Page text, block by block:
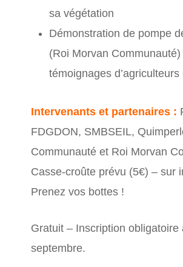
sa végétation
Démonstration de pompe
(Roi Morvan Communauté)
témoignages
Intervenants et partenaires :
FDGDON, SMBSEIL,
Communauté et Roi Morvan
Casse-croûte prévu (5€) – sur
Prenez vos bottes !
Gratuit – Inscription obligatoire
septembre.